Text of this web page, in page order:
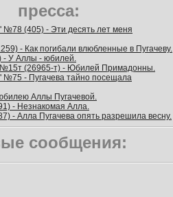
пресса:
№78 (405) - Эти десять лет меня
- Как погибали влюбленные в Пугачеву.
- У Аллы - юбилей.
№15т (26965-т) - Юбилей Примадонны.
№75 - Пугачева тайно посещала
Аллы Пугачевой.
- Незнакомая Алла.
- Алла Пугачева опять разрешила весну.
сообщения: